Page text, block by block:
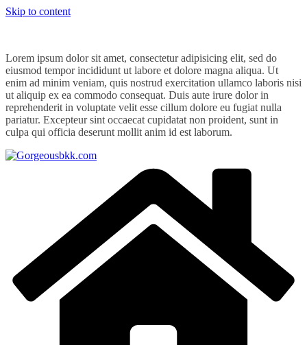
Skip to content
Lorem ipsum dolor sit amet, consectetur adipisicing elit, sed do
eiusmod tempor incididunt ut labore et dolore magna aliqua. Ut
enim ad minim veniam, quis nostrud exercitation ullamco laboris nisi
ut aliquip ex ea commodo consequat. Duis aute irure dolor in
reprehenderit in voluptate velit esse cillum dolore eu fugiat nulla
pariatur. Excepteur sint occaecat cupidatat non proident, sunt in
culpa qui officia deserunt mollit anim id est laborum.